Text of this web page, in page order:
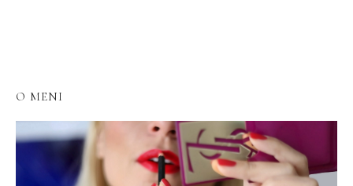
O MENI